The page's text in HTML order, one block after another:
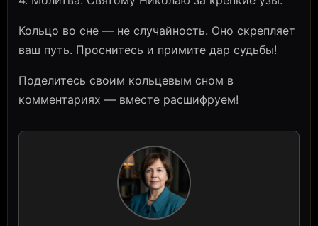
Кольцо во сне — не случайность. Оно скрепляет
ваш путь. Проснитесь и примите дар судьбы!
Поделитесь своим кольцевым сном в
комментариях — вместе расшифруем!